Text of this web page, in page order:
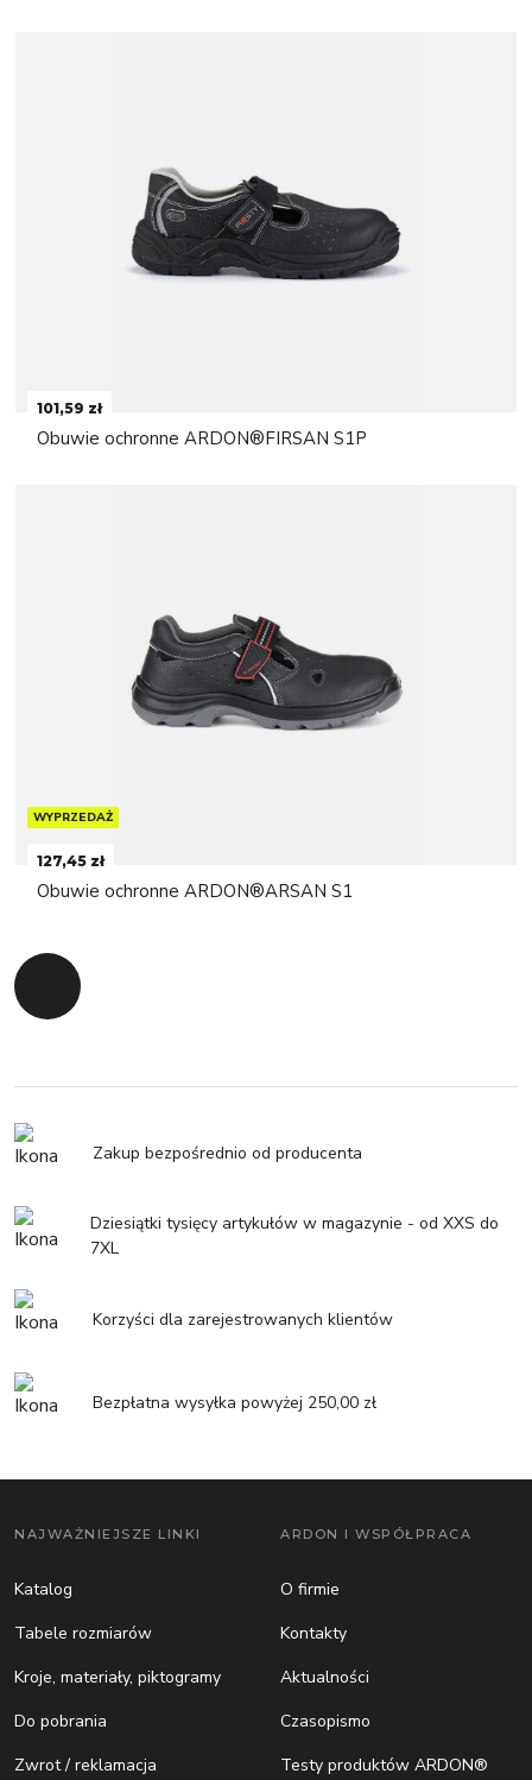
101,59 zł
Obuwie ochronne ARDON®FIRSAN S1P
WYPRZEDAŻ
127,45 zł
Obuwie ochronne ARDON®ARSAN S1
Powrót do początku
Zakup bezpośrednio od producenta
Dziesiątki tysięcy artykułów w magazynie - od XXS do
7XL
Korzyści dla zarejestrowanych klientów
Bezpłatna wysyłka powyżej 250,00 zł
NAJWAŻNIEJSZE LINKI
Katalog
Tabele rozmiarów
Kroje, materiały, piktogramy
Do pobrania
Zwrot / reklamacja
ARDON I WSPÓŁPRACA
O firmie
Kontakty
Aktualności
Czasopismo
Testy produktów ARDON®